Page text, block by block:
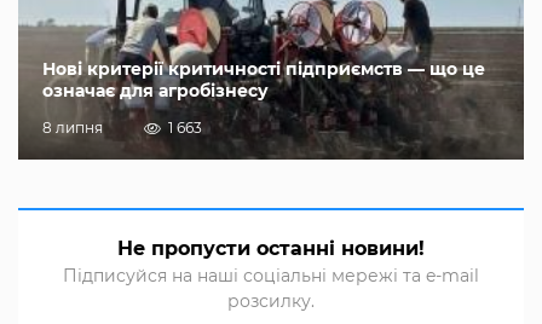
Нові критерії критичності підприємств — що це
означає для агробізнесу
8 липня 1 663
Не пропусти останні новини!
Підписуйся на наші соціальні мережі та e-mail
розсилку.